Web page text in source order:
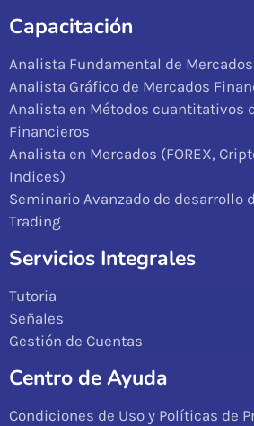
Capacitación
Analista Fundamental de
Analista Gráfico de Mercados
Analista en Métodos cuantitativos
Financieros
Analista en Mercados (FOREX,
Indices)
Seminario Avanzado de desarrollo
Trading
Servicios Integrales
Tutoria
Señales
Gestión de Cuentas
Centro de Ayuda
Condiciones de Uso y Políticas de